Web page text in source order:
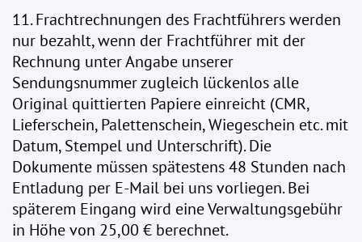
11. Frachtrechnungen des Frachtführers werden
nur bezahlt, wenn der Frachtführer mit der
Rechnung unter Angabe unserer
Sendungsnummer zugleich lückenlos alle
Original quittierten Papiere einreicht (CMR,
Lieferschein, Palettenschein, Wiegeschein etc. mit
Datum, Stempel und Unterschrift). Die
Dokumente müssen spätestens 48 Stunden nach
Entladung per E-Mail bei uns vorliegen. Bei
späterem Eingang wird eine Verwaltungsgebühr
in Höhe von 25,00 € berechnet.